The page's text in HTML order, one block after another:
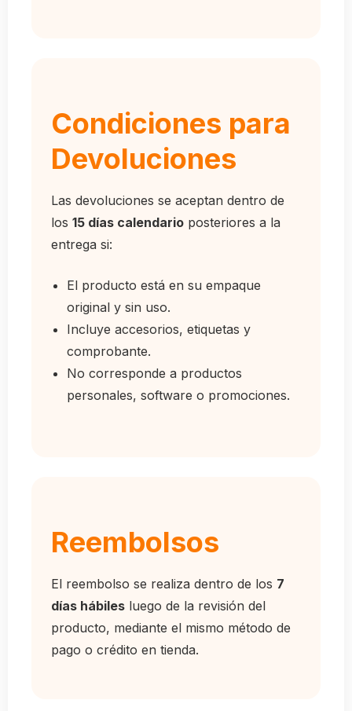
Condiciones para
Devoluciones
Las devoluciones se aceptan dentro de
los 15 días calendario posteriores a la
entrega si:
El producto está en su empaque
original y sin uso.
Incluye accesorios, etiquetas y
comprobante.
No corresponde a productos
personales, software o promociones.
Reembolsos
El reembolso se realiza dentro de los 7
días hábiles luego de la revisión del
producto, mediante el mismo método de
pago o crédito en tienda.